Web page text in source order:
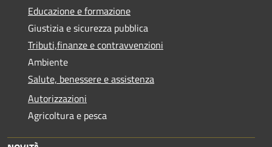
Educazione e formazione
Giustizia e sicurezza pubblica
Tributi,finanze e contravvenzioni
Ambiente
Salute, benessere e assistenza
Autorizzazioni
Agricoltura e pesca